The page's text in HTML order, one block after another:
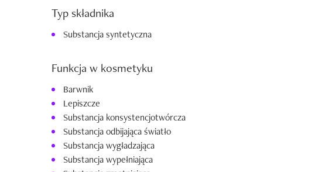
Typ składnika
Substancja syntetyczna
Funkcja w kosmetyku
Barwnik
Lepiszcze
Substancja konsystencjotwórcza
Substancja odbijająca światło
Substancja wygładzająca
Substancja wypełniająca